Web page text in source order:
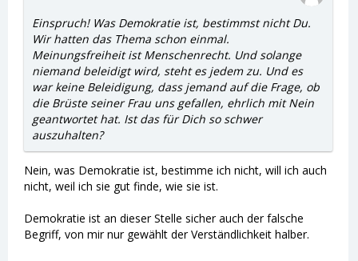
Einspruch! Was Demokratie ist, bestimmst nicht Du.
Wir hatten das Thema schon einmal.
Meinungsfreiheit ist Menschenrecht. Und solange
niemand beleidigt wird, steht es jedem zu. Und es
war keine Beleidigung, dass jemand auf die Frage, ob
die Brüste seiner Frau uns gefallen, ehrlich mit Nein
geantwortet hat. Ist das für Dich so schwer
auszuhalten?
Nein, was Demokratie ist, bestimme ich nicht, will ich auch
nicht, weil ich sie gut finde, wie sie ist.
Demokratie ist an dieser Stelle sicher auch der falsche
Begriff, von mir nur gewählt der Verständlichkeit halber.